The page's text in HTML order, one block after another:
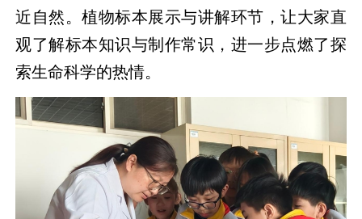
近自然。植物标本展示与讲解环节，让大家直
观了解标本知识与制作常识，进一步点燃了探
索生命科学的热情。